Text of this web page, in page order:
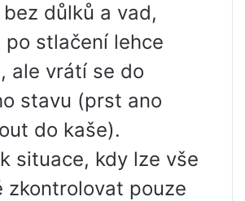
důlků a vad,
po stlačení lehce
ale vrátí se do
stavu (prst ano
do kaše).
situace, kdy lze vše
zkontrolovat pouze